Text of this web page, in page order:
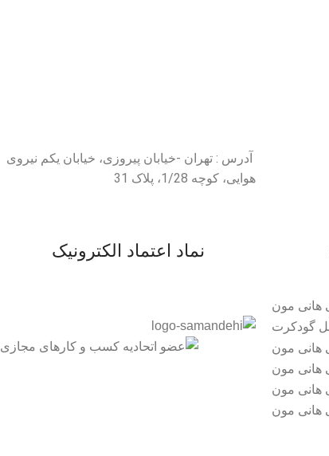
آدرس : تهران -خیابان پیروزی، خیابان یکم نیروی
هوایی، کوچه 1/28، پلاک 31
نماد اعتماد الکترونیک